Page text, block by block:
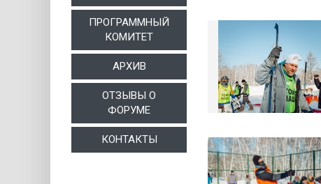
ПРОГРАММНЫЙ
КОМИТЕТ
АРХИВ
ОТЗЫВЫ О
ФОРУМЕ
КОНТАКТЫ